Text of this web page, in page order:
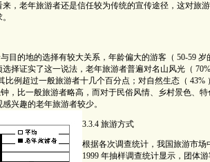
，老年旅游者还是信任较为传统的宣传途径，这对旅
目的地的选择有较大关系，年龄偏大的游客（ 50-59 岁
择证实了这一说法，老年旅游者普遍对名山风光（
比例超过一般旅游者十几个百分点；对自然生态（ 43%
，比一般旅游者略高，而对于民俗风情、乡村景色、特
感兴趣的老年旅游者较少。
3.3.4 旅游方式
根据各次调查统计，我国旅游市
1999 年抽样调查统计显示，团体